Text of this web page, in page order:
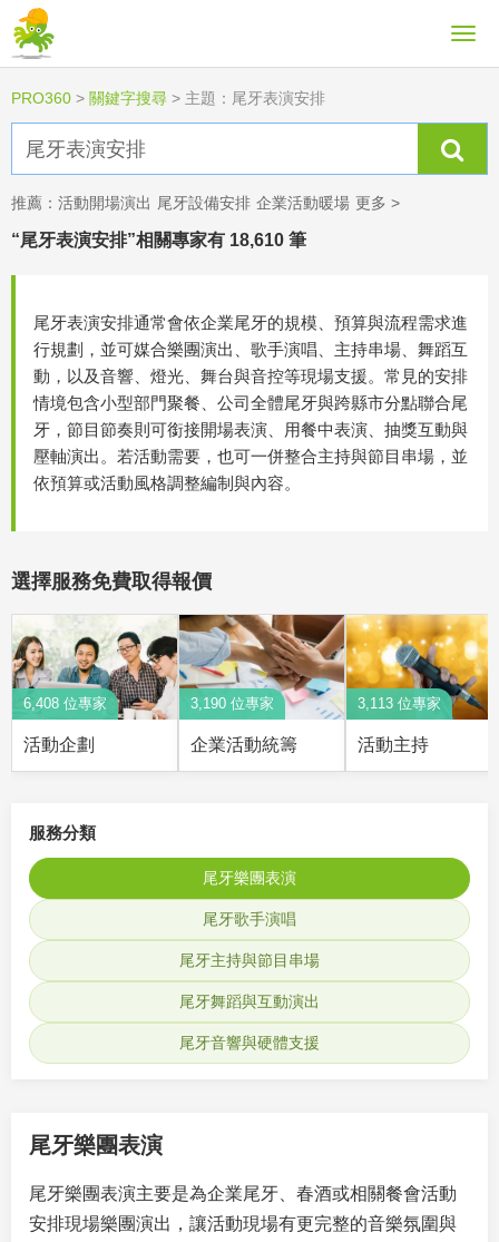
PRO360 > 關鍵字搜尋 > 主題：尾牙表演安排
推薦： 活動開場演出 尾牙設備安排 企業活動暖場 更多 >
“尾牙表演安排”相關專家有 18,610 筆
尾牙表演安排通常會依企業尾牙的規模、預算與流程需求進
行規劃，並可媒合樂團演出、歌手演唱、主持串場、舞蹈互
動，以及音響、燈光、舞台與音控等現場支援。常見的安排
情境包含小型部門聚餐、公司全體尾牙與跨縣市分點聯合尾
牙，節目節奏則可銜接開場表演、用餐中表演、抽獎互動與
壓軸演出。若活動需要，也可一併整合主持與節目串場，並
依預算或活動風格調整編制與內容。
選擇服務免費取得報價
6,408 位專家
活動企劃
3,190 位專家
企業活動統籌
3,113 位專家
活動主持
服務分類
尾牙樂團表演
尾牙歌手演唱
尾牙主持與節目串場
尾牙舞蹈與互動演出
尾牙音響與硬體支援
尾牙樂團表演
尾牙樂團表演主要是為企業尾牙、春酒或相關餐會活動
安排現場樂團演出，讓活動現場有更完整的音樂氛圍與